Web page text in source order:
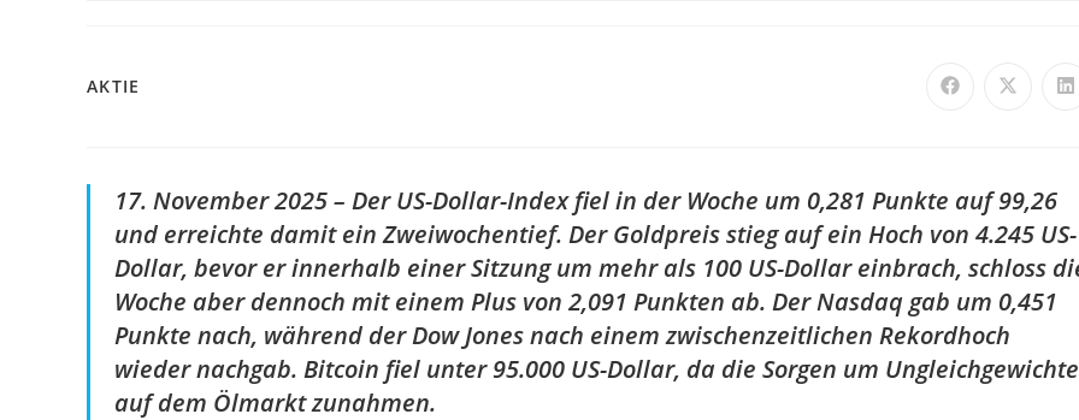
AKTIE
17. November 2025 – Der US-Dollar-Index fiel in der Woche um 0,281 Punkte auf 99,26
und erreichte damit ein Zweiwochentief. Der Goldpreis stieg auf ein Hoch von 4.245 US-
Dollar, bevor er innerhalb einer Sitzung um mehr als 100 US-Dollar einbrach, schloss
Woche aber dennoch mit einem Plus von 2,091 Punkten ab. Der Nasdaq gab um 0,451
Punkte nach, während der Dow Jones nach einem zwischenzeitlichen Rekordhoch
wieder nachgab. Bitcoin fiel unter 95.000 US-Dollar, da die Sorgen um Ungleichgewichte
auf dem Ölmarkt zunahmen.